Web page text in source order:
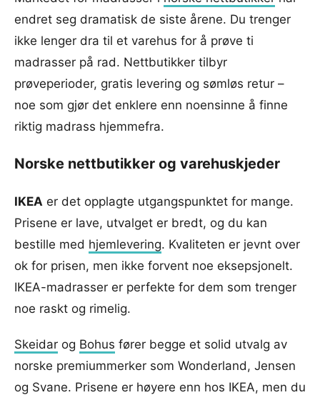
endret seg dramatisk de siste årene. Du trenger
ikke lenger dra til et varehus for å prøve ti
madrasser på rad. Nettbutikker tilbyr
prøveperioder, gratis levering og sømløs retur –
noe som gjør det enklere enn noensinne å finne
riktig madrass hjemmefra.
Norske nettbutikker og varehuskjeder
IKEA er det opplagte utgangspunktet for mange.
Prisene er lave, utvalget er bredt, og du kan
bestille med hjemlevering. Kvaliteten er jevnt over
ok for prisen, men ikke forvent noe eksepsjonelt.
IKEA-madrasser er perfekte for dem som trenger
noe raskt og rimelig.
Skeidar og Bohus fører begge et solid utvalg av
norske premiummerker som Wonderland, Jensen
og Svane. Prisene er høyere enn hos IKEA, men du